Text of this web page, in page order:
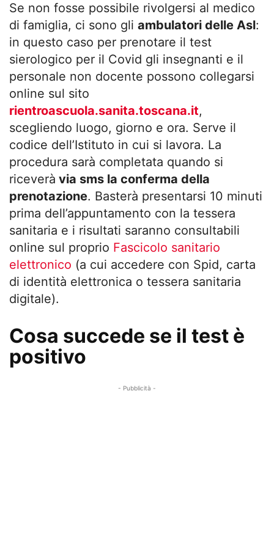
Se non fosse possibile rivolgersi al medico
di famiglia, ci sono gli ambulatori delle Asl:
in questo caso per prenotare il test
sierologico per il Covid gli insegnanti e il
personale non docente possono collegarsi
online sul sito
rientroascuola.sanita.toscana.it,
scegliendo luogo, giorno e ora. Serve il
codice dell’Istituto in cui si lavora. La
procedura sarà completata quando si
riceverà via sms la conferma della
prenotazione. Basterà presentarsi 10 minuti
prima dell’appuntamento con la tessera
sanitaria e i risultati saranno consultabili
online sul proprio Fascicolo sanitario
elettronico (a cui accedere con Spid, carta
di identità elettronica o tessera sanitaria
digitale).
Cosa succede se il test è
positivo
- Pubblicità -